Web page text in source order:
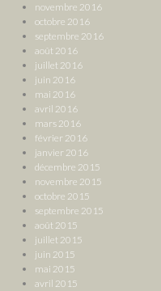
novembre 2016
octobre 2016
septembre 2016
août 2016
juillet 2016
juin 2016
mai 2016
avril 2016
mars 2016
février 2016
janvier 2016
décembre 2015
novembre 2015
octobre 2015
septembre 2015
août 2015
juillet 2015
juin 2015
mai 2015
avril 2015